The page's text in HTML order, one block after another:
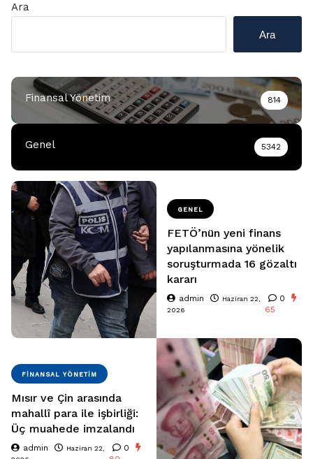
Ara
Ara
Finansal Yönetim 814
Genel 5342
GENEL
FETÖ’nün yeni finans
yapılanmasına yönelik
soruşturmada 16 gözaltı
kararı
admin
Haziran 22,
2026
0
65
FINANSAL YÖNETIM
Mısır ve Çin arasında
mahallî para ile işbirliği:
Üç muahede imzalandı
admin
Haziran 22,
0